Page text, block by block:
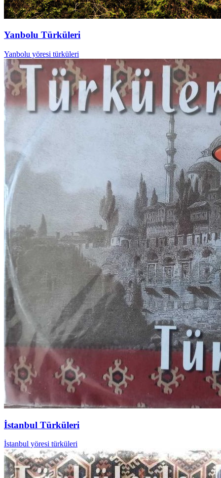
Yanbolu Türküleri
Yanbolu yöresi türküleri
İstanbul Türküleri
İstanbul yöresi türküleri